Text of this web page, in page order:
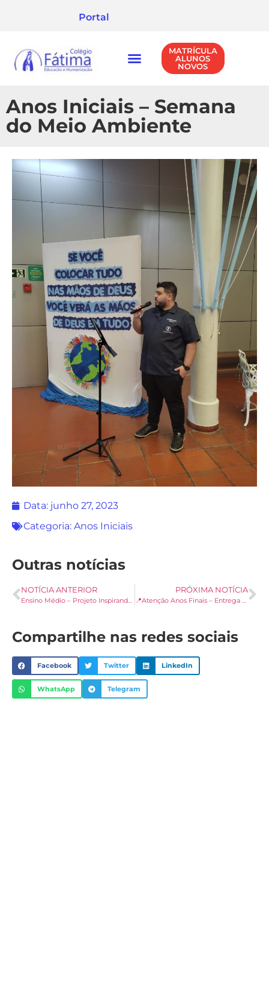
Portal
MATRÍCULA
ALUNOS
NOVOS
Anos Iniciais – Semana
do Meio Ambiente
Data: junho 27, 2023
Categoria: Anos Iniciais
Outras notícias
NOTÍCIA ANTERIOR
Ensino Médio – Projeto Inspirando Jovens a Protagonizar Sua Vida
PRÓXIMA NOTÍCIA
📍Atenção Anos Finais – Entrega de Notas: 1º Trimestre 2023
Compartilhe nas redes sociais
Facebook Twitter LinkedIn
WhatsApp Telegram